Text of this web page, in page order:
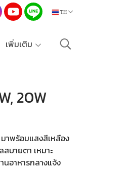
TH
เพิ่มเติม
20W
าพร้อมแสงสีเหลือง
บายตา เหมาะ
นอาหารกลางแจ้ง